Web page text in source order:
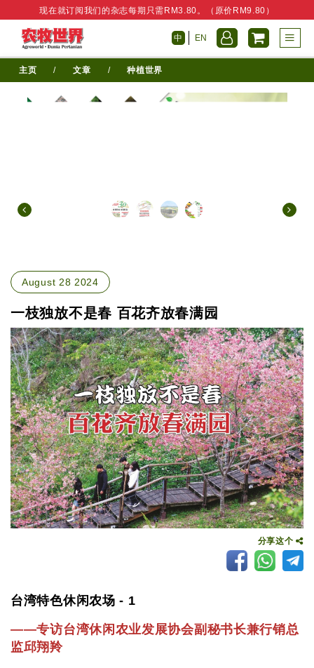
现在就订阅我们的杂志每期只需RM3.80。（原价RM9.80）
中 EN
主页 / 文章 / 种植世界
August 28 2024
一枝独放不是春 百花齐放春满园
分享这个
台湾特色休闲农场 - 1
——专访台湾休闲农业发展协会副秘书长兼行销总
监邱翔羚